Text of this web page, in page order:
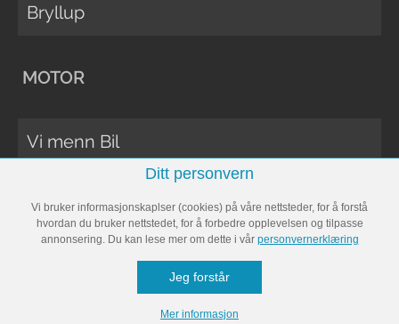
Bryllup
MOTOR
Vi menn Bil
Vi Menn Båt
Ditt personvern
Vi bruker informasjonskaplser (cookies) på våre nettsteder, for å forstå
hvordan du bruker nettstedet, for å forbedre opplevelsen og tilpasse
annonsering. Du kan lese mer om dette i vår personvernerklæring
Jeg forstår
Mer informasjon